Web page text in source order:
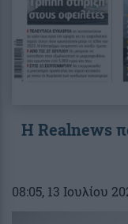
Η Realnews
08:05, 13 Ιουλίου